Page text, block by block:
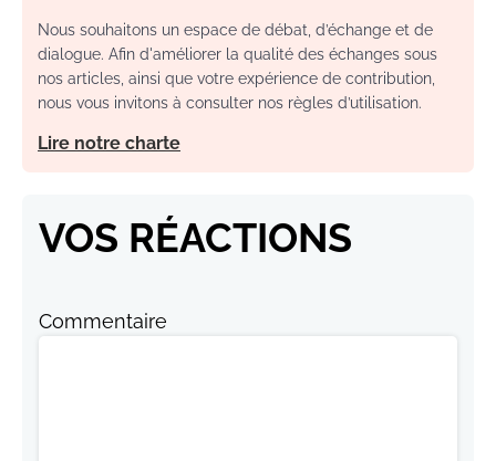
Nous souhaitons un espace de débat, d’échange et de
dialogue. Afin d'améliorer la qualité des échanges sous
nos articles, ainsi que votre expérience de contribution,
nous vous invitons à consulter nos règles d’utilisation.
Lire notre charte
VOS RÉACTIONS
Commentaire